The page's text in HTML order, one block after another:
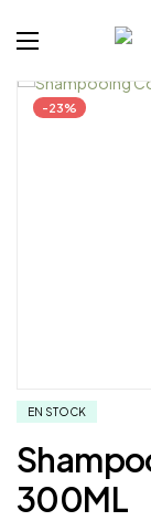
-23%
EN STOCK
300ML